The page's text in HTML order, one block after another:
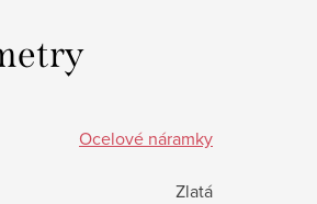
Ocelové náramky
Zlatá